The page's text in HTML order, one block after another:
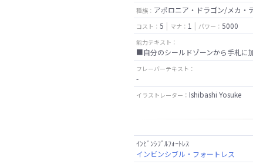
種族： アポロニア・ドラゴン/メカ・
コスト： 5 マナ： 1 パワー： 5000
能力テキスト：
■自分のシールドゾーンから手札に
フレーバーテキスト：
-
イラストレーター： Ishibashi Yosuke
ｲﾝﾋﾞﾝｼﾌﾞﾙﾌｫｰﾄﾚｽ
インビンシブル・フォートレス